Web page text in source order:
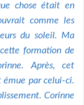
chose était en
comme les
du soleil. Ma
formation de
Après, cet
émue par celui-ci.
Corinne